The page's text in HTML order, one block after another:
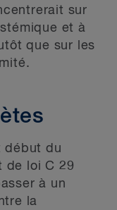
sur
et à
que sur les
début du
de loi C 29
à un
la